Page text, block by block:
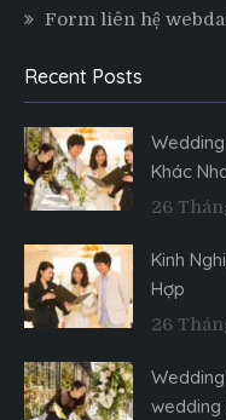
Form liên hệ
Recent Posts
Khác
26
Kinh
Hợp
26
wedding